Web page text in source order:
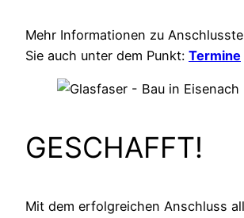
Mehr Informationen zu
Sie auch unter dem Punkt: Termine
GESCHAFFT!
Mit dem erfolgreichen Anschluss